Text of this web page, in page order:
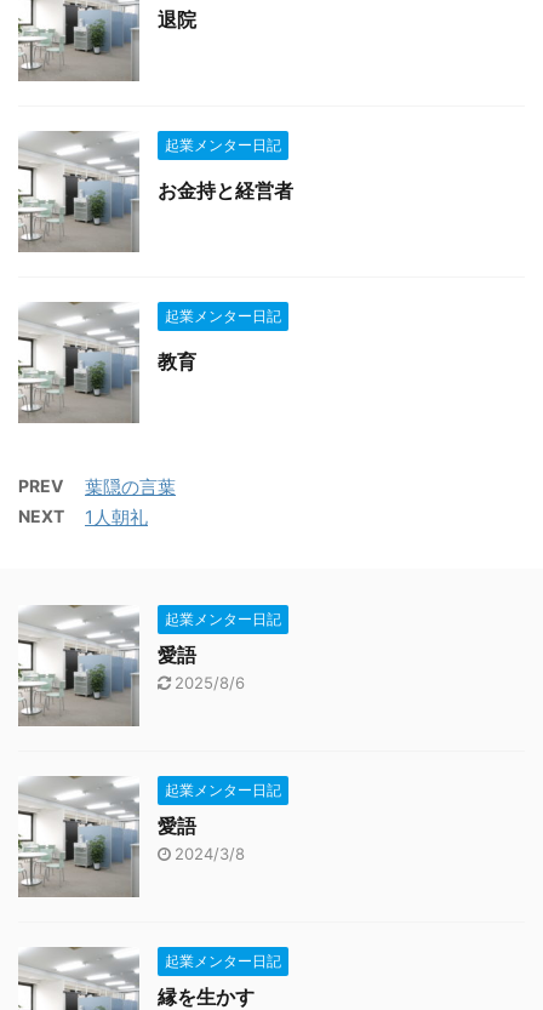
退院
起業メンター日記
お金持と経営者
起業メンター日記
教育
PREV 葉隠の言葉
NEXT 1人朝礼
起業メンター日記
愛語
2025/8/6
起業メンター日記
愛語
2024/3/8
起業メンター日記
縁を生かす